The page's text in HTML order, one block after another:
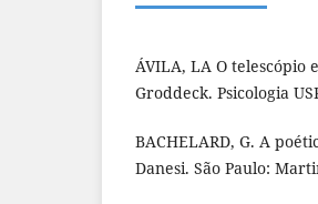
ÁVILA, LA O telescópio
Groddeck. Psicologia
BACHELARD, G. A
Danesi. São Paulo: